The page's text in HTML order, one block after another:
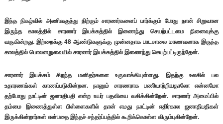
இந்த நிகழ்வில் அணிவகுத்து நிற்கும் சாரணர்களைப் பார்க்கும் போது நான் சிறுவான
இருந்த காலத்தில் சாரணர் இயக்கத்தில் இணைந்து செயற்பட்டமை நினைவுக்கு
வருகின்றது. இற்றைக்கு 48 ஆண்டுகளுக்கு முன்னதாக பாடசாலை மாணவனாக இருந்த
காலத்தில் பொலனறுவையில் சாரணர் இயக்கத்தில் இணைந்து செயற்பட்டிருந்தேன்.
சாரணர் இயக்கம் சிறந்த மனிதர்களை உருவாக்கியுள்ளது. இதற்கு உலகில் பல
உதாரணங்கள் காணப்படுகின்றன. நானும் சாரணராக பணியாற்றியதாலோ என்னமோ
தற்போது நாட்டின் ஜனாதிபதி என்ற உயர் பதவியை வகிக்கின்றேன். சாரணர் அமைப்பில்
தம்மை இணைத்துள்ள பிள்ளைகளில் தான் எமது நாட்டின் எதிர்கால ஜனாதிபதிகள்
இருக்கின்றார்கள் என்பதை இந்தச் சந்தர்ப்பத்தில் கூறிக்கொள்ள விரும்புகின்றேன்.